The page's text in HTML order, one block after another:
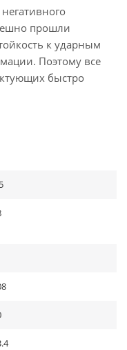
прошли
к ударным
Поэтому все
быстро